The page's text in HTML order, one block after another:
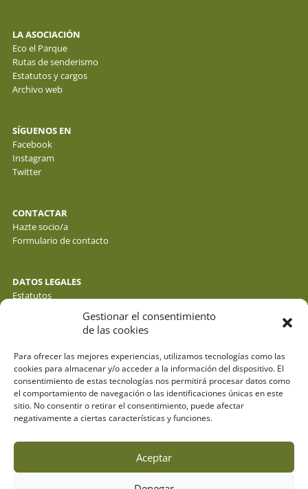
Gestionar el consentimiento
de las cookies
Para ofrecer las mejores experiencias, utilizamos tecnologías como las
cookies para almacenar y/o acceder a la información del dispositivo. El
consentimiento de estas tecnologías nos permitirá procesar datos como
el comportamiento de navegación o las identificaciones únicas en este
sitio. No consentir o retirar el consentimiento, puede afectar
negativamente a ciertas características y funciones.
Aceptar
LA ASOCIACIÓN
Eco el Parque
Rutas de senderismo
Estatutos y cargos
Archivo web
SÍGUENOS EN
Facebook
Instagram
Twitter
CONTACTAR
Hazte socio/a
Formulario de contacto
DATOS LEGALES
Estatutos
Política de cookies